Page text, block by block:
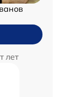
лет